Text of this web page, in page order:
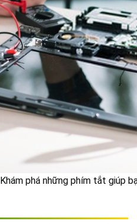
Khám phá những phím tắt giúp